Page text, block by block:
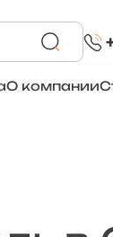
О компании